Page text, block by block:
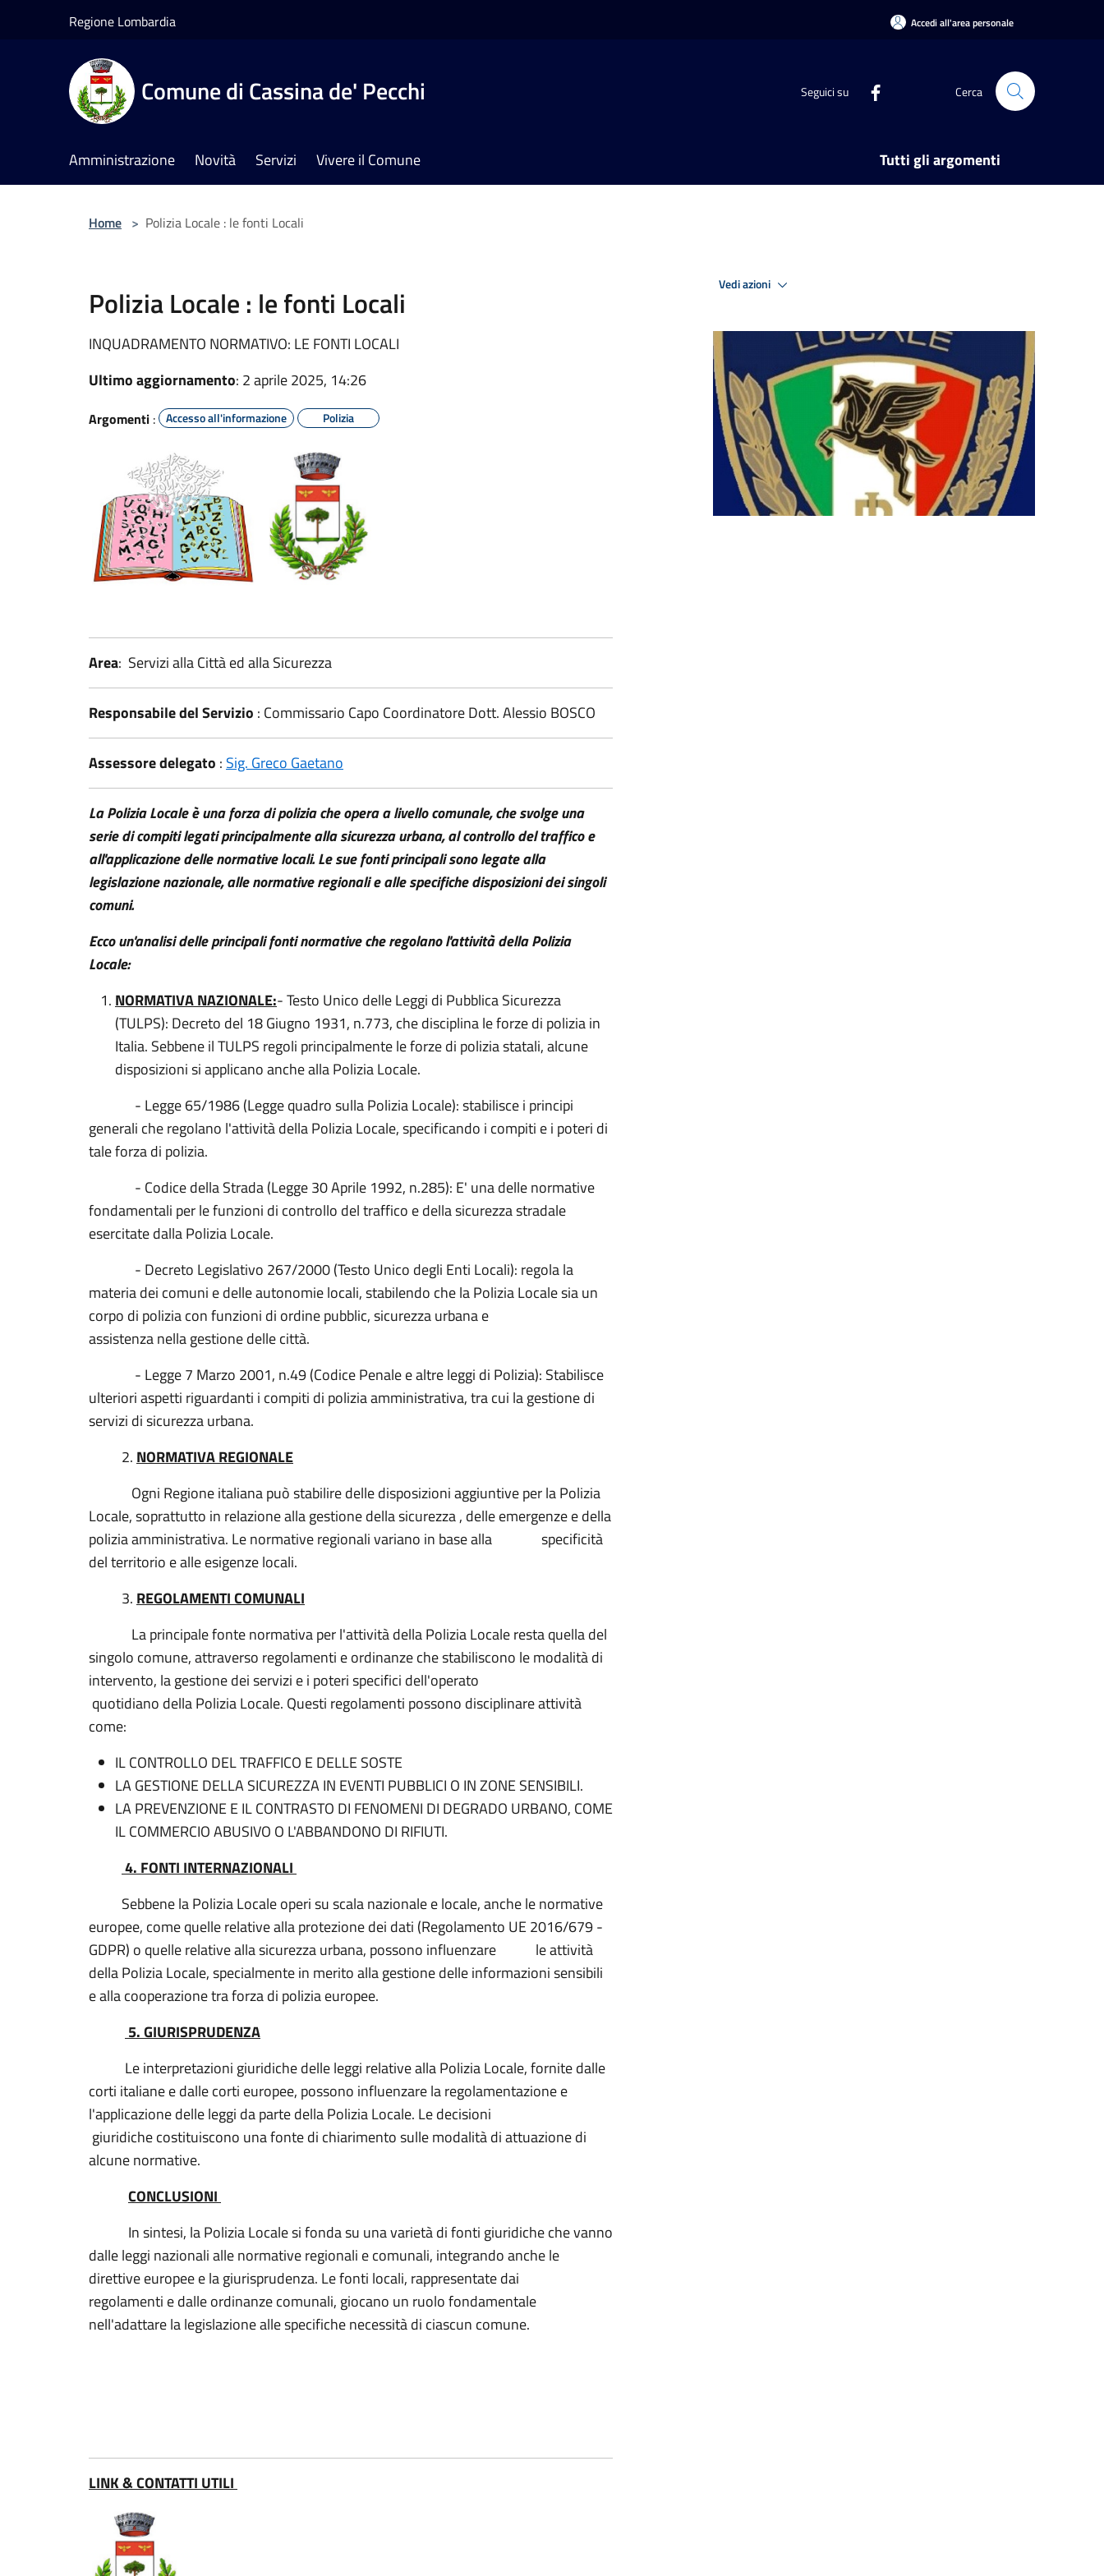
Regione Lombardia Accedi all'area personale
Comune di Cassina de' Pecchi Seguici su Cerca
Amministrazione Novità Servizi Vivere il Comune Tutti gli argomenti
Home > Polizia Locale : le fonti Locali
Polizia Locale : le fonti Locali
INQUADRAMENTO NORMATIVO: LE FONTI LOCALI
Ultimo aggiornamento: 2 aprile 2025, 14:26
Argomenti : Accesso all'informazione Polizia
Area: Servizi alla Città ed alla Sicurezza
Responsabile del Servizio : Commissario Capo Coordinatore Dott. Alessio BOSCO
Assessore delegato : Sig. Greco Gaetano
La Polizia Locale è una forza di polizia che opera a livello comunale, che svolge una
serie di compiti legati principalmente alla sicurezza urbana, al controllo del traffico e
all'applicazione delle normative locali. Le sue fonti principali sono legate alla
legislazione nazionale, alle normative regionali e alle specifiche disposizioni dei singoli
comuni.
Ecco un'analisi delle principali fonti normative che regolano l'attività della Polizia
Locale:
NORMATIVA NAZIONALE:- Testo Unico delle Leggi di Pubblica Sicurezza
(TULPS): Decreto del 18 Giugno 1931, n.773, che disciplina le forze di polizia in
Italia. Sebbene il TULPS regoli principalmente le forze di polizia statali, alcune
disposizioni si applicano anche alla Polizia Locale.
- Legge 65/1986 (Legge quadro sulla Polizia Locale): stabilisce i principi
generali che regolano l'attività della Polizia Locale, specificando i compiti e i poteri di
tale forza di polizia.
- Codice della Strada (Legge 30 Aprile 1992, n.285): E' una delle normative
fondamentali per le funzioni di controllo del traffico e della sicurezza stradale
esercitate dalla Polizia Locale.
- Decreto Legislativo 267/2000 (Testo Unico degli Enti Locali): regola la
materia dei comuni e delle autonomie locali, stabilendo che la Polizia Locale sia un
corpo di polizia con funzioni di ordine pubblic, sicurezza urbana e
assistenza nella gestione delle città.
- Legge 7 Marzo 2001, n.49 (Codice Penale e altre leggi di Polizia): Stabilisce
ulteriori aspetti riguardanti i compiti di polizia amministrativa, tra cui la gestione di
servizi di sicurezza urbana.
2. NORMATIVA REGIONALE
Ogni Regione italiana può stabilire delle disposizioni aggiuntive per la Polizia
Locale, soprattutto in relazione alla gestione della sicurezza , delle emergenze e della
polizia amministrativa. Le normative regionali variano in base alla specificità
del territorio e alle esigenze locali.
3. REGOLAMENTI COMUNALI
La principale fonte normativa per l'attività della Polizia Locale resta quella del
singolo comune, attraverso regolamenti e ordinanze che stabiliscono le modalità di
intervento, la gestione dei servizi e i poteri specifici dell'operato
quotidiano della Polizia Locale. Questi regolamenti possono disciplinare attività
come:
IL CONTROLLO DEL TRAFFICO E DELLE SOSTE
LA GESTIONE DELLA SICUREZZA IN EVENTI PUBBLICI O IN ZONE SENSIBILI.
LA PREVENZIONE E IL CONTRASTO DI FENOMENI DI DEGRADO URBANO, COME
IL COMMERCIO ABUSIVO O L'ABBANDONO DI RIFIUTI.
4. FONTI INTERNAZIONALI
Sebbene la Polizia Locale operi su scala nazionale e locale, anche le normative
europee, come quelle relative alla protezione dei dati (Regolamento UE 2016/679 -
GDPR) o quelle relative alla sicurezza urbana, possono influenzare le attività
della Polizia Locale, specialmente in merito alla gestione delle informazioni sensibili
e alla cooperazione tra forza di polizia europee.
5. GIURISPRUDENZA
Le interpretazioni giuridiche delle leggi relative alla Polizia Locale, fornite dalle
corti italiane e dalle corti europee, possono influenzare la regolamentazione e
l'applicazione delle leggi da parte della Polizia Locale. Le decisioni
giuridiche costituiscono una fonte di chiarimento sulle modalità di attuazione di
alcune normative.
CONCLUSIONI
In sintesi, la Polizia Locale si fonda su una varietà di fonti giuridiche che vanno
dalle leggi nazionali alle normative regionali e comunali, integrando anche le
direttive europee e la giurisprudenza. Le fonti locali, rappresentate dai
regolamenti e dalle ordinanze comunali, giocano un ruolo fondamentale
nell'adattare la legislazione alle specifiche necessità di ciascun comune.
LINK & CONTATTI UTILI
Vedi azioni